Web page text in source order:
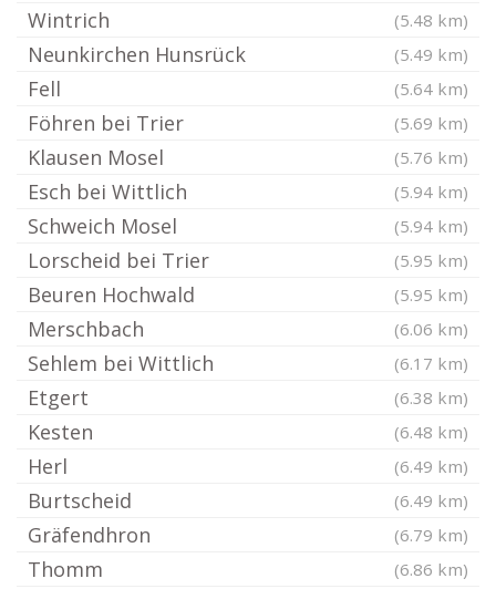
Wintrich (5.48 km)
Neunkirchen Hunsrück (5.49 km)
Fell (5.64 km)
Föhren bei Trier (5.69 km)
Klausen Mosel (5.76 km)
Esch bei Wittlich (5.94 km)
Schweich Mosel (5.94 km)
Lorscheid bei Trier (5.95 km)
Beuren Hochwald (5.95 km)
Merschbach (6.06 km)
Sehlem bei Wittlich (6.17 km)
Etgert (6.38 km)
Kesten (6.48 km)
Herl (6.49 km)
Burtscheid (6.49 km)
Gräfendhron (6.79 km)
Thomm (6.86 km)